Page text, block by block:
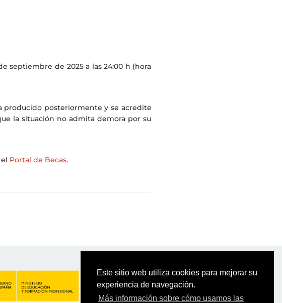
Este sitio web utiliza cookies para mejorar su
experiencia de navegación.
Más información sobre cómo usamos las
septiembre de 2025 a las 24:00 h (hora
producido posteriormente y se acredite
la situación no admita demora por su
Portal de Becas.